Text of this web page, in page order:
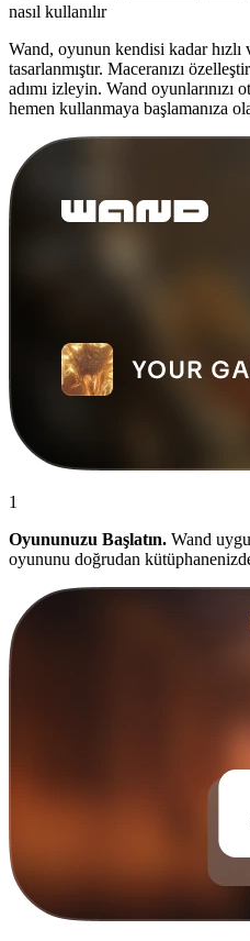
nasıl kullanılır
Wand, oyunun kendisi kadar hızlı
tasarlanmıştır. Maceranızı
adımı izleyin. Wand oyunlarınızı
hemen kullanmaya başlamanıza
1
Oyununuzu Başlatın. Wand
oyununu doğrudan